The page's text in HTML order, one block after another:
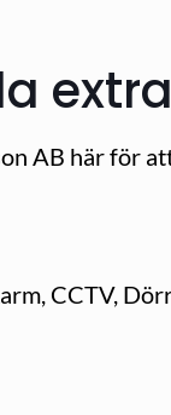
extra
AB här för
CCTV,